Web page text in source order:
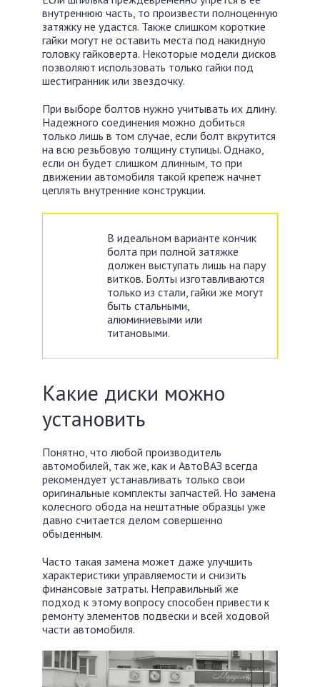
внутреннюю часть, то произвести полноценную
затяжку не удастся. Также слишком короткие
гайки могут не оставить места под накидную
головку гайковерта. Некоторые модели дисков
позволяют использовать только гайки под
шестигранник или звездочку.
При выборе болтов нужно учитывать их длину.
Надежного соединения можно добиться
только лишь в том случае, если болт вкрутится
на всю резьбовую толщину ступицы. Однако,
если он будет слишком длинным, то при
движении автомобиля такой крепеж начнет
цеплять внутренние конструкции.
В идеальном варианте кончик
болта при полной затяжке
должен выступать лишь на пару
витков. Болты изготавливаются
только из стали, гайки же могут
быть стальными,
алюминиевыми или
титановыми.
Какие диски можно
установить
Понятно, что любой производитель
автомобилей, так же, как и АвтоВАЗ всегда
рекомендует устанавливать только свои
оригинальные комплекты запчастей. Но замена
колесного обода на нештатные образцы уже
давно считается делом совершенно
обыденным.
Часто такая замена может даже улучшить
характеристики управляемости и снизить
финансовые затраты. Неправильный же
подход к этому вопросу способен привести к
ремонту элементов подвески и всей ходовой
части автомобиля.